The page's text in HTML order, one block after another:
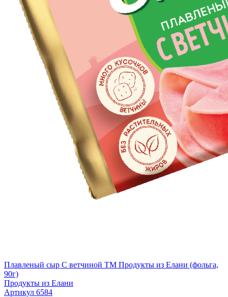
Плавленый сыр С ветчиной TM Продукты из Елани (фольга,
90г)
Продукты из Елани
Артикул 6584